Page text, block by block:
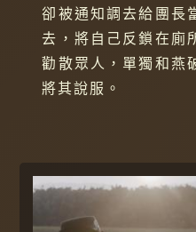
卻被通知調去給團長
去，將自己反鎖在廁
勸散眾人，單獨和燕
將其說服。